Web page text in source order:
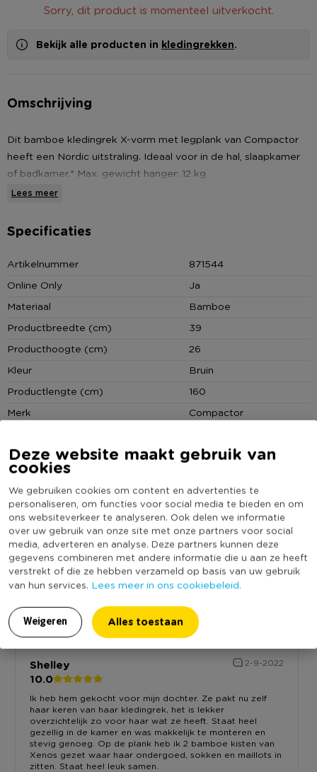
Deze website maakt gebruik van
cookies
We gebruiken cookies om content en advertenties te
personaliseren, om functies voor social media te bieden en om
ons websiteverkeer te analyseren. Ook delen we informatie
over uw gebruik van onze site met onze partners voor social
media, adverteren en analyse. Deze partners kunnen deze
gegevens combineren met andere informatie die u aan ze heeft
verstrekt of die ze hebben verzameld op basis van uw gebruik
van hun services. Lees meer in ons cookiebeleid.
Weigeren Alles toestaan
Sorry, dit product is momenteel uitverkocht.
Bekijk alle producten in kledingrekken.
Omschrijving
Dit bamboe kledingrek X-vorm met legplank van Compactor
heeft een Nordic uitstraling. Ideaal voor in de hal, slaapkamer
of badkamer.* Max. gewicht hanger: 12 kg
Lees meer
Specificaties
Artikelnummer
871544
Online Only
Ja
Materiaal
Bamboe
Productbreedte (cm)
39
Producthoogte (cm)
26
Kleur
Bruin
Productlengte (cm)
160
Merk
Compactor
bekend
Reviews
10.0 Op basis van 1 reviews
Shelley 2-9-2022
10.0
Ik heb hem gekocht voor mijn dochter. Ze pakt nu zelf
haar keren van haar kledingrek, het is lekker
overzichtelijk zo voor haar wat ze heeft. Staat heel
gezellig in de kamer en was makkelijk te monteren en
stevig genoeg. Op de plank heb ik 2 bamboe kisten van
Xenos gezet waar haar ondergoed, sokken en maillots in
zitten. Staat heel leuk samen.